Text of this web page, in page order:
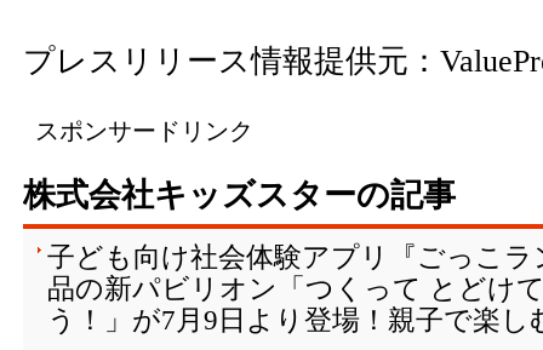
プレスリリース情報提供元：
スポンサードリンク
株式会社キッズスターの記事
子ども向け社会体験アプリ『ごっこ
品の新パビリオン「つくって とどけ
う！」が7月9日より登場！親子で楽し